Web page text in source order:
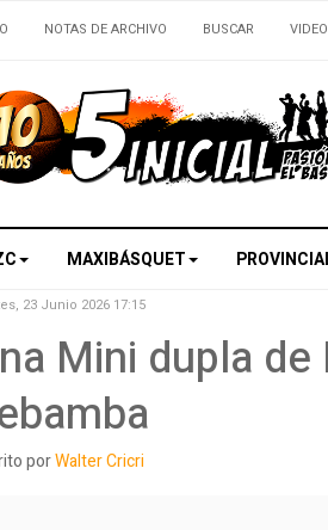
NOTAS DE ARCHIVO BUSCAR
MAXIBÁSQUET
23 Junio 2026 17:15
Mini dupla
porWalter Cricri